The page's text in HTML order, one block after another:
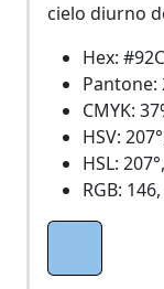
cielo diurno
Hex:
Pantone:
CMYK:
HSV:
HSL:
RGB: